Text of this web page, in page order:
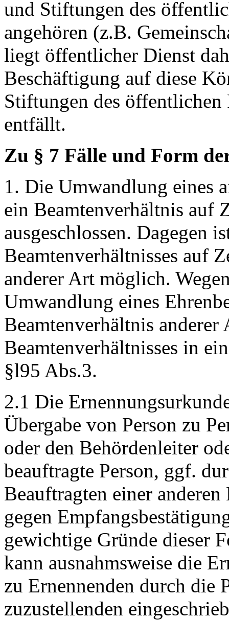
und Stiftungen des
angehören (z.B.
liegt öffentlicher Dienst
Beschäftigung auf diese
Stiftungen des öffentlichen
entfällt.
Zu § 7 Fälle und Form
1. Die Umwandlung eines
ein Beamtenverhältnis
ausgeschlossen. Dagegen
Beamtenverhältnisses auf
anderer Art möglich.
Umwandlung eines
Beamtenverhältnis anderer
Beamtenverhältnisses in
§l95 Abs.3.
2.1 Die
Übergabe von Person zu
oder den Behördenleiter
beauftragte Person, ggf.
Beauftragten einer
gegen
gewichtige Gründe dieser
kann ausnahmsweise die
zu Ernennenden durch die
zuzustellenden